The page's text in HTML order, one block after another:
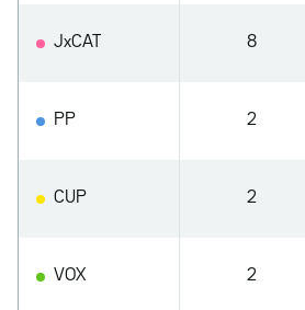
JxCAT 8
PP 2
CUP 2
VOX 2